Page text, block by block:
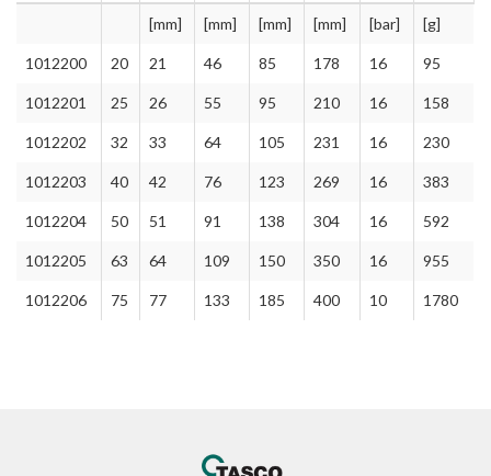
[mm] [mm] [mm] [mm] [bar] [g]
1012200 20 21 46 85 178 16 95
1012201 25 26 55 95 210 16 158
1012202 32 33 64 105 231 16 230
1012203 40 42 76 123 269 16 383
1012204 50 51 91 138 304 16 592
1012205 63 64 109 150 350 16 955
1012206 75 77 133 185 400 10 1780